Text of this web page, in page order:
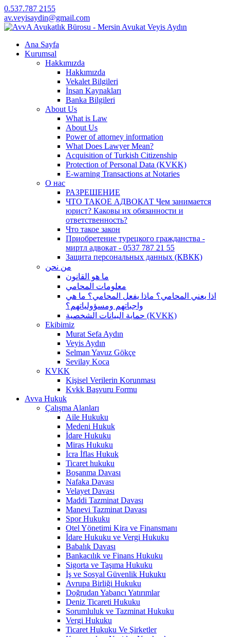
0.537.787 2155
av.veyisaydin@gmail.com
Ana Sayfa
Kurumsal
Hakkımızda
Hakkımızda
Vekalet Bilgileri
İnsan Kaynakları
Banka Bilgileri
About Us
What is Law
About Us
Power of attorney information
What Does Lawyer Mean?
Acquisition of Turkish Citizenship
Protection of Personal Data (KVKK)
E-warning Transactions at Notaries
О нас
РАЗРЕШЕНИЕ
ЧТО ТАКОЕ АДВОКАТ Чем занимается
юрист? Каковы их обязанности и
ответственность?
Что такое закон
Приобретение турецкого гражданства -
миртл адвокат - 0537 787 21 55
Защита персональных данных (КВКК)
من نحن
ما هو القانون
معلومات المحامي
اذا يعني المحامي؟ ماذا يفعل المحامي؟ ما هي
واجباتهم ومسؤولياتهم؟
حماية البيانات الشخصية (KVKK)
Ekibimiz
Murat Sefa Aydın
Veyis Aydın
Selman Yavuz Gökçe
Sevilay Koca
KVKK
Kişisel Verilerin Korunması
Kvkk Başvuru Formu
Avva Hukuk
Çalışma Alanları
Aile Hukuku
Medeni Hukuk
İdare Hukuku
Miras Hukuku
İcra İflas Hukuk
Ticaret hukuku
Boşanma Davası
Nafaka Davası
Velayet Davası
Maddi Tazminat Davası
Manevi Tazminat Davası
Spor Hukuku
Otel Yönetimi Kira ve Finansmanı
İdare Hukuku ve Vergi Hukuku
Babalık Davası
Bankacılık ve Finans Hukuku
Sigorta ve Taşıma Hukuku
İş ve Sosyal Güvenlik Hukuku
Avrupa Birliği Hukuku
Doğrudan Yabancı Yatırımlar
Deniz Ticareti Hukuku
Sorumluluk ve Tazminat Hukuku
Vergi Hukuku
Ticaret Hukuku Ve Şirketler